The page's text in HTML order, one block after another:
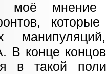
мнение
которые
конце
в такой